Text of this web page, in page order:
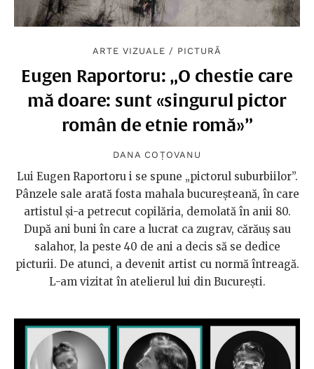
ARTE VIZUALE / PICTURĂ
Eugen Raportoru: „O chestie care
mă doare: sunt «singurul pictor
român de etnie romă»”
DANA COȚOVANU
Lui Eugen Raportoru i se spune „pictorul suburbiilor”.
Pânzele sale arată fosta mahala bucureșteană, în care
artistul și-a petrecut copilăria, demolată în anii 80.
După ani buni în care a lucrat ca zugrav, cărăuș sau
salahor, la peste 40 de ani a decis să se dedice
picturii. De atunci, a devenit artist cu normă întreagă.
L-am vizitat în atelierul lui din București.